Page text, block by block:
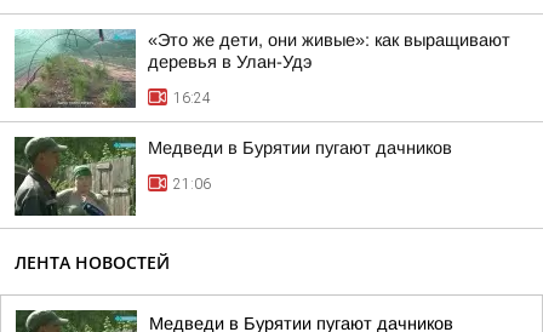
«Это же дети, они живые»: как выращивают
деревья в Улан-Удэ
16:24
Медведи в Бурятии пугают дачников
21:06
ЛЕНТА НОВОСТЕЙ
Медведи в Бурятии пугают дачников